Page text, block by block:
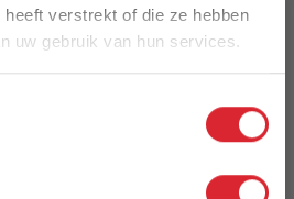
verstrekt of die ze hebben
uw gebruik van hun services.